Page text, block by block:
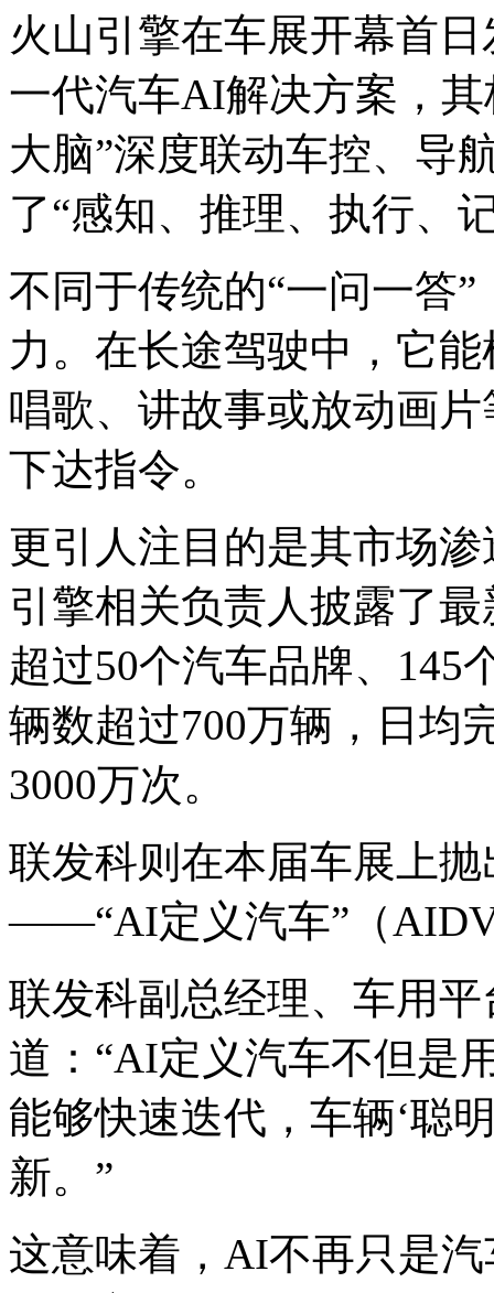
火山引擎在车展开幕首
一代汽车AI解决方案，
大脑”深度联动车控、导
了“感知、推理、执行、
不同于传统的“一问一答
力。在长途驾驶中，它
唱歌、讲故事或放动画
下达指令。
更引人注目的是其市场
引擎相关负责人披露了
超过50个汽车品牌、145
辆数超过700万辆，日均
3000万次。
联发科则在本届车展上
——“AI定义汽车”（
联发科副总经理、车用
道：“AI定义汽车不但是
能够快速迭代，车辆‘聪
新。”
这意味着，AI不再只是